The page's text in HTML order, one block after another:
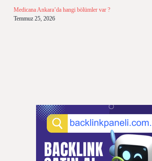
Medicana Ankara’da hangi bölümler var ?
Temmuz 25, 2026